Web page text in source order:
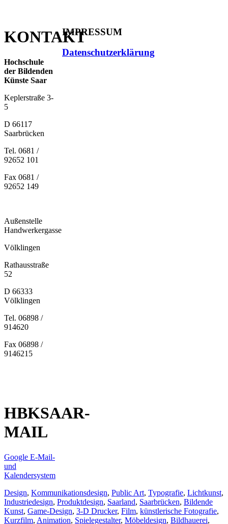
KONTAKT
Hochschule
der Bildenden
Künste Saar
Keplerstraße 3-
5
D 66117
Saarbrücken
Tel. 0681 /
92652 101
Fax 0681 /
92652 149
Außenstelle
Handwerkergasse
Völklingen
Rathausstraße
52
D 66333
Völklingen
Tel. 06898 /
914620
Fax 06898 /
9146215
HBKSAAR-
MAIL
Google E-Mail-
und
Kalendersystem
IMPRESSUM
Datenschutzerklärung
Design, Kommunikationsdesign, Public Art, Typografie, Lichtkunst,
Industriedesign, Produktdesign, Saarland, Saarbrücken, Bildende
Kunst, Game-Design, 3-D Drucker, Film, künstlerische Fotografie,
Kurzfilm, Animation, Spielegestalter, Möbeldesign, Bildhauerei,